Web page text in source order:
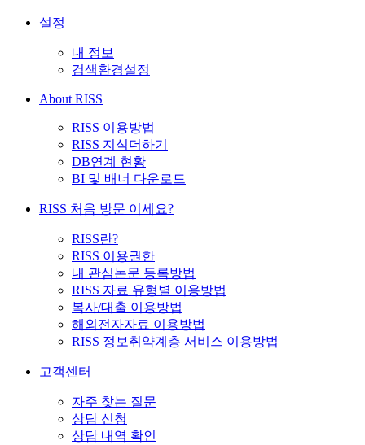
설정
내 정보
검색환경설정
About RISS
RISS 이용방법
RISS 지식더하기
DB연계 현황
BI 및 배너 다운로드
RISS 처음 방문 이세요?
RISS란?
RISS 이용권한
내 관심논문 등록방법
RISS 자료 유형별 이용방법
복사/대출 이용방법
해외전자자료 이용방법
RISS 정보취약계층 서비스 이용방법
고객센터
자주 찾는 질문
상담 신청
상담 내역 확인